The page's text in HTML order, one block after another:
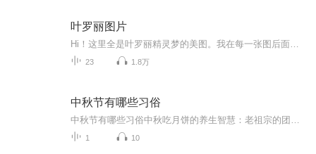
叶罗丽图片
23 1.8万
中秋节有哪些习俗
1 10